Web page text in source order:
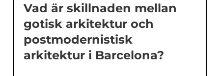
Vad är skillnaden mellan
gotisk arkitektur och
postmodernistisk
arkitektur i Barcelona?